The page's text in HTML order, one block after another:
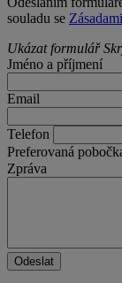
souladu se
Ukázat formulář
Jméno a příjmení
Email
Telefon
Preferovaná
Zpráva